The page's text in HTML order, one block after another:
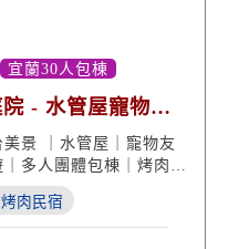
宜蘭30人包棟
院 - 水管屋寵物歡
景 ｜水管屋｜寵物友
多人團體包棟｜烤肉派
肉民宿